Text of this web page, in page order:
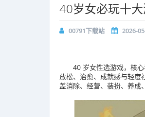
40岁女必玩十
00791下载站 2026-
40 岁女性选游戏，核
放松、治愈、成就感与轻度
盖消除、经营、装扮、养成